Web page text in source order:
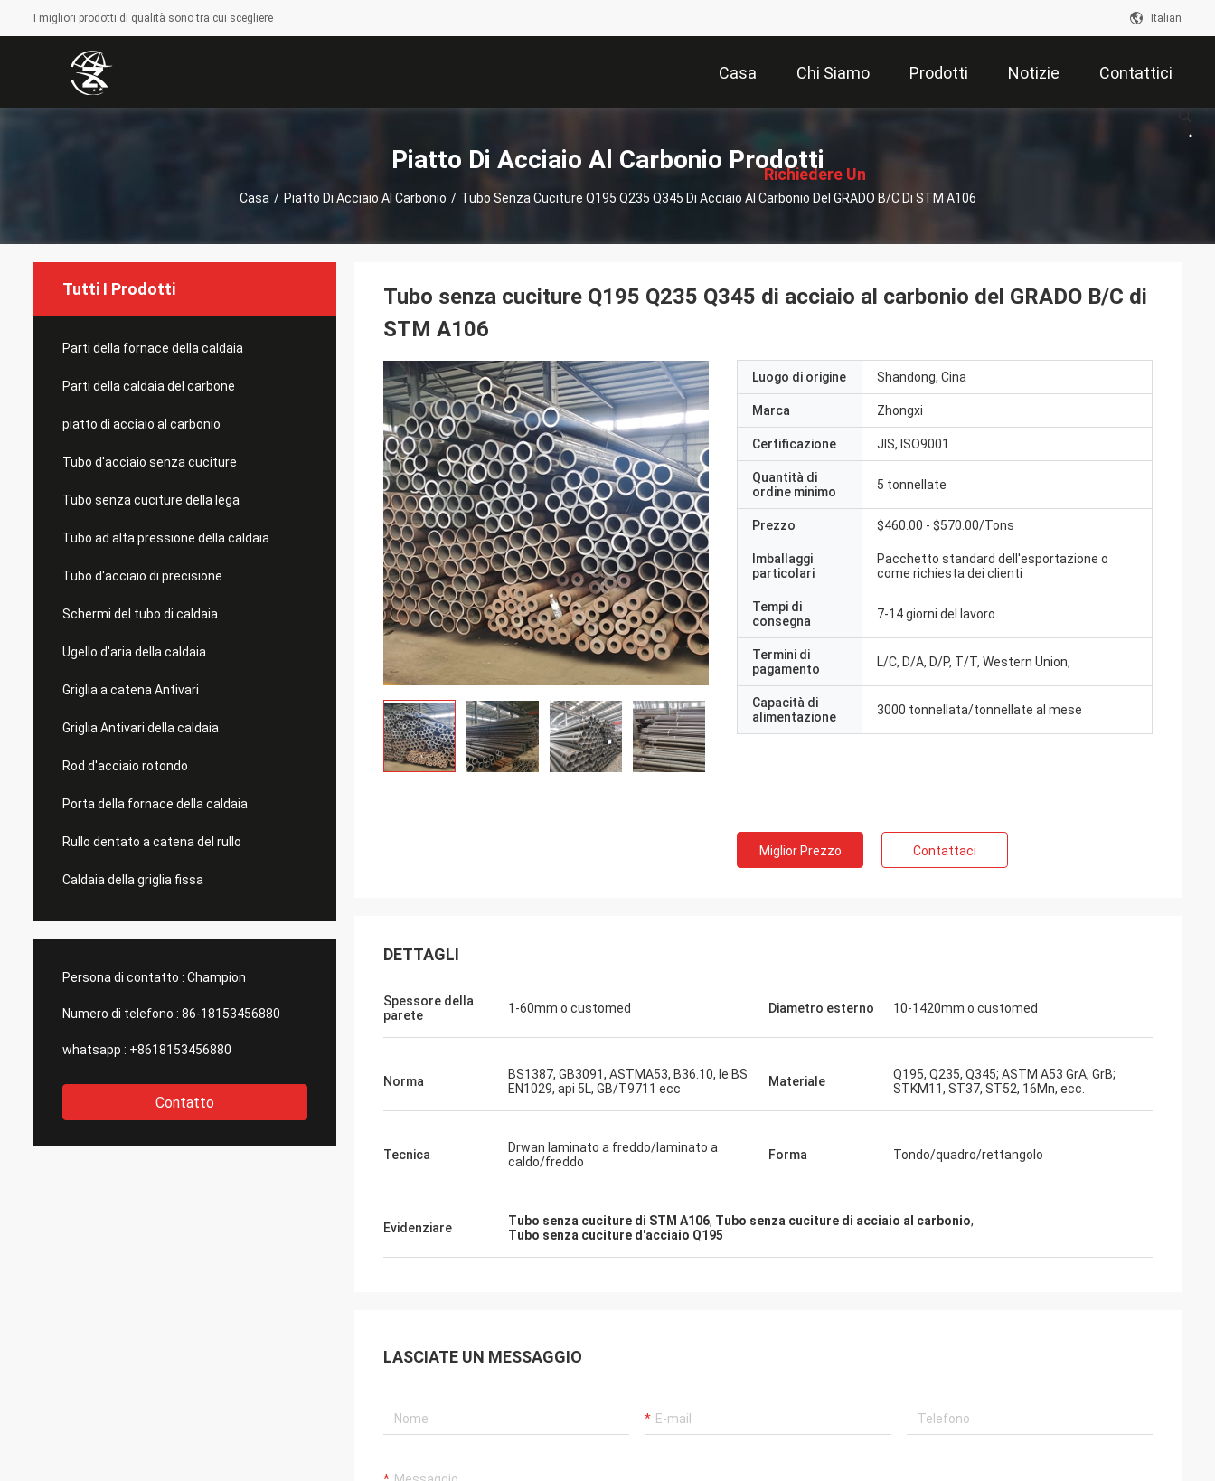
I migliori prodotti di qualità sono tra cui scegliere Italian
Casa Chi Siamo Prodotti Notizie Contattici
述
Richiedere Un
Preventivo
Piatto Di Acciaio Al Carbonio Prodotti
Casa / Piatto Di Acciaio Al Carbonio / Tubo Senza Cuciture Q195 Q235 Q345 Di Acciaio Al Carbonio Del GRADO B/C Di STM A106
Tutti I Prodotti
Parti della fornace della caldaia
Parti della caldaia del carbone
piatto di acciaio al carbonio
Tubo d'acciaio senza cuciture
Tubo senza cuciture della lega
Tubo ad alta pressione della caldaia
Tubo d'acciaio di precisione
Schermi del tubo di caldaia
Ugello d'aria della caldaia
Griglia a catena Antivari
Griglia Antivari della caldaia
Rod d'acciaio rotondo
Porta della fornace della caldaia
Rullo dentato a catena del rullo
Caldaia della griglia fissa
Persona di contatto : Champion
Numero di telefono : 86-18153456880
whatsapp : +8618153456880
Contatto
Tubo senza cuciture Q195 Q235 Q345 di acciaio al carbonio del GRADO B/C di
STM A106
Luogo di origine Shandong, Cina
Marca Zhongxi
Certificazione JIS, ISO9001
Quantità di
ordine minimo
5 tonnellate
Prezzo $460.00 - $570.00/Tons
Imballaggi
particolari
Pacchetto standard dell'esportazione o
come richiesta dei clienti
Tempi di
consegna
7-14 giorni del lavoro
Termini di
pagamento
L/C, D/A, D/P, T/T, Western Union,
Capacità di
alimentazione
3000 tonnellata/tonnellate al mese
Miglior Prezzo Contattaci
DETTAGLI
Spessore della
parete
1-60mm o customed Diametro esterno 10-1420mm o customed
Norma
BS1387, GB3091, ASTMA53, B36.10, le BS
EN1029, api 5L, GB/T9711 ecc
Materiale
Q195, Q235, Q345; ASTM A53 GrA, GrB;
STKM11, ST37, ST52, 16Mn, ecc.
Tecnica
Drwan laminato a freddo/laminato a
caldo/freddo
Forma Tondo/quadro/rettangolo
Evidenziare Tubo senza cuciture di STM A106, Tubo senza cuciture di acciaio al carbonio,
Tubo senza cuciture d'acciaio Q195
LASCIATE UN MESSAGGIO